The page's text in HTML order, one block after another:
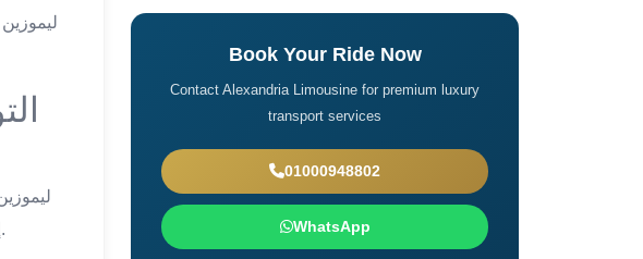
إلى المدن الساحلية والسياحية. أسطول جاهز لأي وجهة مع سعر ثابت يُحدَّد مسبقاً قبل كل رحلة.
Book Your Ride Now
Contact Alexandria Limousine for premium luxury
transport services
01000948802
WhatsApp